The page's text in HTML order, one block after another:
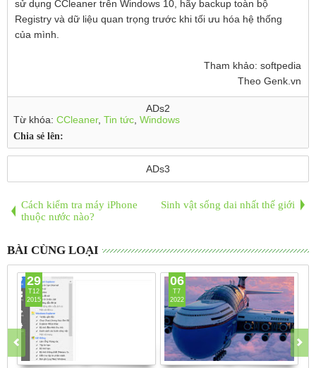
sử dụng CCleaner trên Windows 10, hãy backup toàn bộ
Registry và dữ liệu quan trọng trước khi tối ưu hóa hệ thống
của mình.
Tham khảo: softpedia
Theo Genk.vn
ADs2
Từ khóa:CCleaner,Tin tức ,Windows
Chia sẻ lên:
ADs3
Cách kiểm tra máy iPhone
thuộc nước nào?
Sinh vật sống dai nhất thế giới
BÀI CÙNG LOẠI
29
T12
2015
06
T7
2022